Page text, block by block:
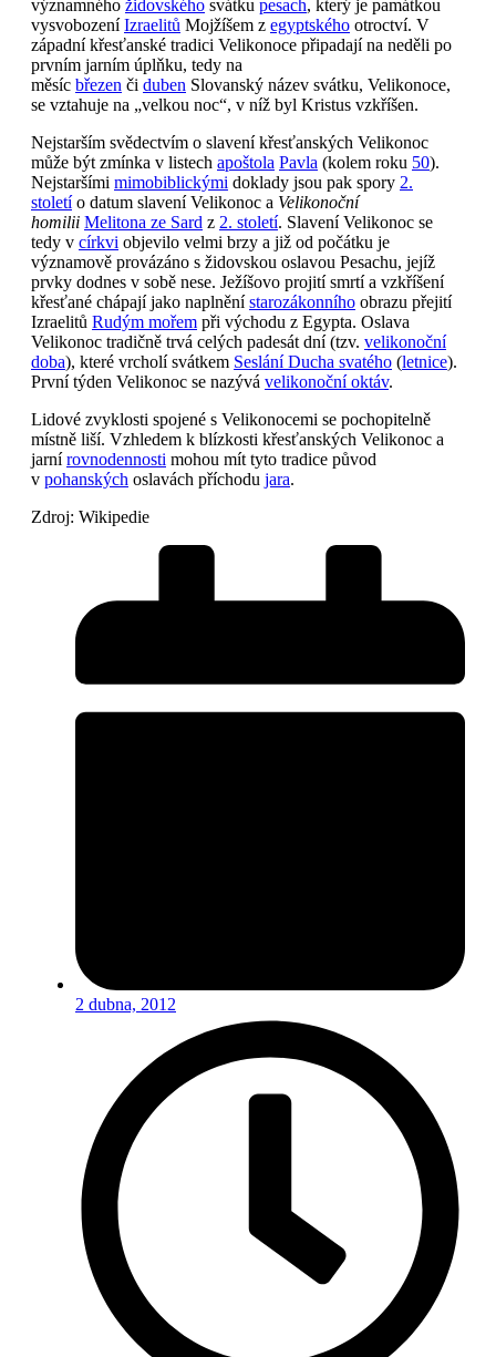
významného židovského svátku pesach, který je památkou
vysvobozeníIzraelitů Mojžíšem z egyptského otroctví. V
západní křesťanské tradici Velikonoce připadají na neděli po
prvním jarním úplňku, tedy na
měsíc březen či duben Slovanský název svátku, Velikonoce,
se vztahuje na „velkou noc“, v níž byl Kristus vzkříšen.
Nejstarším svědectvím o slavení křesťanských Velikonoc
může být zmínka v listech apoštola Pavla (kolem roku 50).
Nejstaršími mimobiblickými doklady jsou pak spory 2.
stoletío datum slavení Velikonoc a Velikonoční
homilii Melitona ze Sard z 2. století. Slavení Velikonoc se
tedy v církvi objevilo velmi brzy a již od počátku je
významově provázáno s židovskou oslavou Pesachu, jejíž
prvky dodnes v sobě nese. Ježíšovo projití smrtí a vzkříšení
křesťané chápají jako naplněnístarozákonního obrazu přejití
Izraelitů Rudým mořem při východu z Egypta. Oslava
Velikonoc tradičně trvá celých padesát dní (tzv. velikonoční
doba), které vrcholí svátkem Seslání Ducha svatého (letnice).
První týden Velikonoc se nazývá velikonoční oktáv.
Lidové zvyklosti spojené s Velikonocemi se pochopitelně
místně liší. Vzhledem k blízkosti křesťanských Velikonoc a
jarnírovnodennosti mohou mít tyto tradice původ
v pohanských oslavách příchodu jara.
Zdroj: Wikipedie
2 dubna, 2012